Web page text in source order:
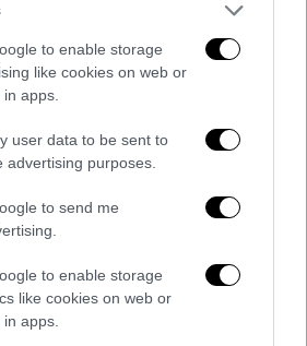
to enable storage
like cookies on web or
apps.
user data to be sent to
advertising purposes.
to send me
to enable storage
like cookies on web or
apps.
σώοι από το λεωφορείο.